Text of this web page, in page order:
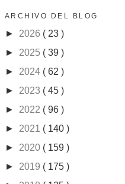
ARCHIVO DEL BLOG
► 2026 ( 23 )
► 2025 ( 39 )
► 2024 ( 62 )
► 2023 ( 45 )
► 2022 ( 96 )
► 2021 ( 140 )
► 2020 ( 159 )
► 2019 ( 175 )